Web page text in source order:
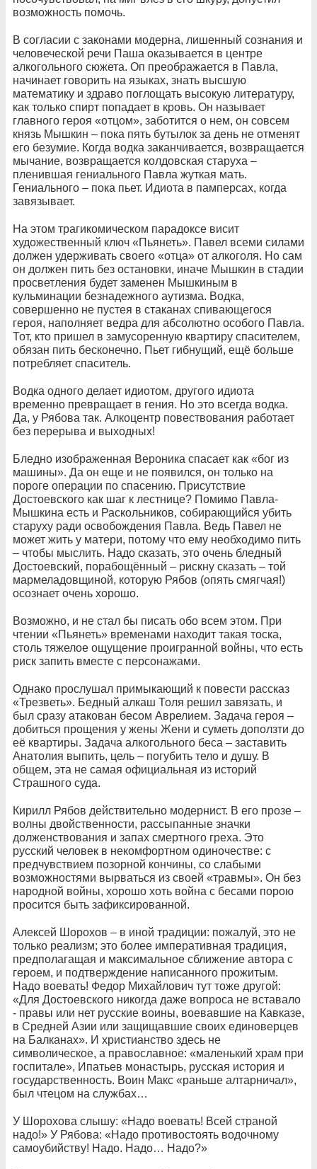
возможность помочь.
В согласии с законами модерна, лишенный сознания и
человеческой речи Паша оказывается в центре
алкогольного сюжета. Оп преображается в Павла,
начинает говорить на языках, знать высшую
математику и здраво поглощать высокую литературу,
как только спирт попадает в кровь. Он называет
главного героя «отцом», заботится о нем, он совсем
князь Мышкин – пока пять бутылок за день не отменят
его безумие. Когда водка заканчивается, возвращается
мычание, возвращается колдовская старуха –
пленившая гениального Павла жуткая мать.
Гениального – пока пьет. Идиота в памперсах, когда
завязывает.
На этом трагикомическом парадоксе висит
художественный ключ «Пьянеть». Павел всеми силами
должен удерживать своего «отца» от алкоголя. Но сам
он должен пить без остановки, иначе Мышкин в стадии
просветления будет заменен Мышкиным в
кульминации безнадежного аутизма. Водка,
совершенно не пустея в стаканах спивающегося
героя, наполняет ведра для абсолютно особого Павла.
Тот, кто пришел в замусоренную квартиру спасителем,
обязан пить бесконечно. Пьет гибнущий, ещё больше
потребляет спаситель.
Водка одного делает идиотом, другого идиота
временно превращает в гения. Но это всегда водка.
Да, у Рябова так. Алкоцентр повествования работает
без перерыва и выходных!
Бледно изображенная Вероника спасает как «бог из
машины». Да он еще и не появился, он только на
пороге операции по спасению. Присутствие
Достоевского как шаг к лестнице? Помимо Павла-
Мышкина есть и Раскольников, собирающийся убить
старуху ради освобождения Павла. Ведь Павел не
может жить у матери, потому что ему необходимо пить
– чтобы мыслить. Надо сказать, это очень бледный
Достоевский, порабощённый – рискну сказать – той
мармеладовщиной, которую Рябов (опять смягчая!)
осознает очень хорошо.
Возможно, и не стал бы писать обо всем этом. При
чтении «Пьянеть» временами находит такая тоска,
столь тяжелое ощущение проигранной войны, что есть
риск запить вместе с персонажами.
Однако прослушал примыкающий к повести рассказ
«Трезветь». Бедный алкаш Толя решил завязать, и
был сразу атакован бесом Аврелием. Задача героя –
добиться прощения у жены Жени и суметь доползти до
её квартиры. Задача алкогольного беса – заставить
Анатолия выпить, цель – погубить тело и душу. В
общем, эта не самая официальная из историй
Страшного суда.
Кирилл Рябов действительно модернист. В его прозе –
волны двойственности, рассыпанные значки
долженствования и запах смертного греха. Это
русский человек в некомфортном одиночестве: с
предчувствием позорной кончины, со слабыми
возможностями вырваться из своей «травмы». Он без
народной войны, хорошо хоть война с бесами порою
просится быть зафиксированной.
Алексей Шорохов – в иной традиции: пожалуй, это не
только реализм; это более императивная традиция,
предполагащая и максимальное сближение автора с
героем, и подтверждение написанного прожитым.
Надо воевать! Федор Михайлович тут тоже другой:
«Для Достоевского никогда даже вопроса не вставало
- правы или нет русские воины, воевавшие на Кавказе,
в Средней Азии или защищавшие своих единоверцев
на Балканах». И христианство здесь не
символическое, а православное: «маленький храм при
госпитале», Ипатьев монастырь, русская история и
государственность. Воин Макс «раньше алтарничал»,
был чтецом на службах…
У Шорохова слышу: «Надо воевать! Всей страной
надо!» У Рябова: «Надо противостоять водочному
самоубийству! Надо. Надо… Надо?»